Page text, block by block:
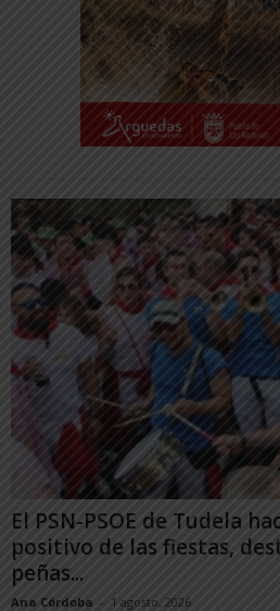
El PSN-PSOE de Tudela
positivo de las fiestas,
peñas...
Ana Córdoba - 1 agosto, 2026